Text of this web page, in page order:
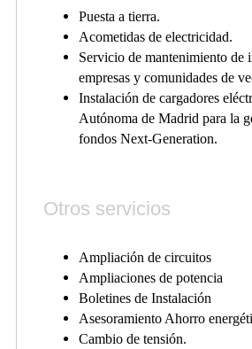
Puesta a tierra.
Acometidas de electricidad.
Servicio de mantenimiento de
empresas y comunidades de
Instalación de cargadores
Autónoma de Madrid para la
fondos Next-Generation.
Otros servicios
Ampliación de circuitos
Ampliaciones de potencia
Boletines de Instalación
Asesoramiento Ahorro
Cambio de tensión.